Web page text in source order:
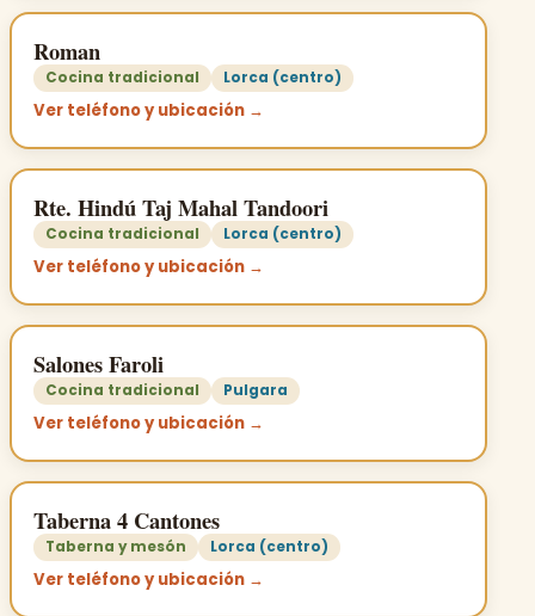
Roman
Cocina tradicional Lorca (centro)
Ver teléfono y ubicación →
Rte. Hindú Taj Mahal Tandoori
Cocina tradicional Lorca (centro)
Ver teléfono y ubicación →
Salones Faroli
Cocina tradicional Pulgara
Ver teléfono y ubicación →
Taberna 4 Cantones
Taberna y mesón Lorca (centro)
Ver teléfono y ubicación →